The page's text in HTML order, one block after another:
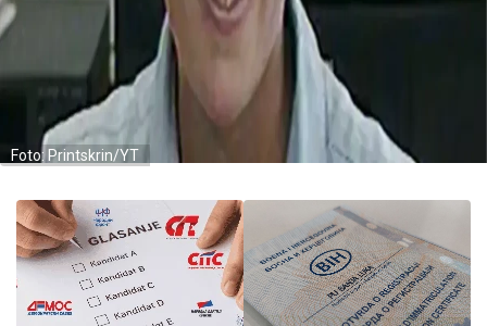
Foto: Printskrin/YT